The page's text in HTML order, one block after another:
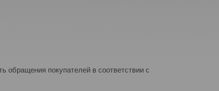
обращения покупателей в соответствии с